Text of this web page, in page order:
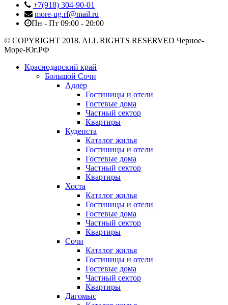
+7(918) 304-90-01
more-ug.rf@mail.ru
Пн - Пт 09:00 - 20:00
© COPYRIGHT 2018. ALL RIGHTS RESERVED Черное-
Море-Юг.РФ
Краснодарский край
Большой Сочи
Адлер
Гостиницы и отели
Гостевые дома
Частный сектор
Квартиры
Кудепста
Каталог жилья
Гостиницы и отели
Гостевые дома
Частный сектор
Квартиры
Хоста
Каталог жилья
Гостиницы и отели
Гостевые дома
Частный сектор
Квартиры
Сочи
Каталог жилья
Гостиницы и отели
Гостевые дома
Частный сектор
Квартиры
Дагомыс